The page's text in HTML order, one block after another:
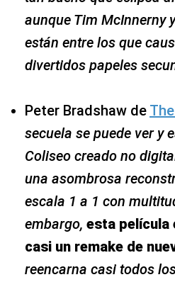
aunque Tim McInnerny
están entre los que
divertidos papeles
Peter Bradshaw de
secuela se puede ver y
Coliseo creado no
una asombrosa
escala 1 a 1 con
embargo, esta película
casi un remake de
reencarna casi todos